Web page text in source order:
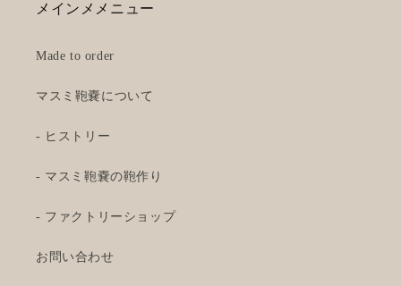
メインメメニュー
Made to order
マスミ鞄嚢について
- ヒストリー
- マスミ鞄嚢の鞄作り
- ファクトリーショップ
お問い合わせ